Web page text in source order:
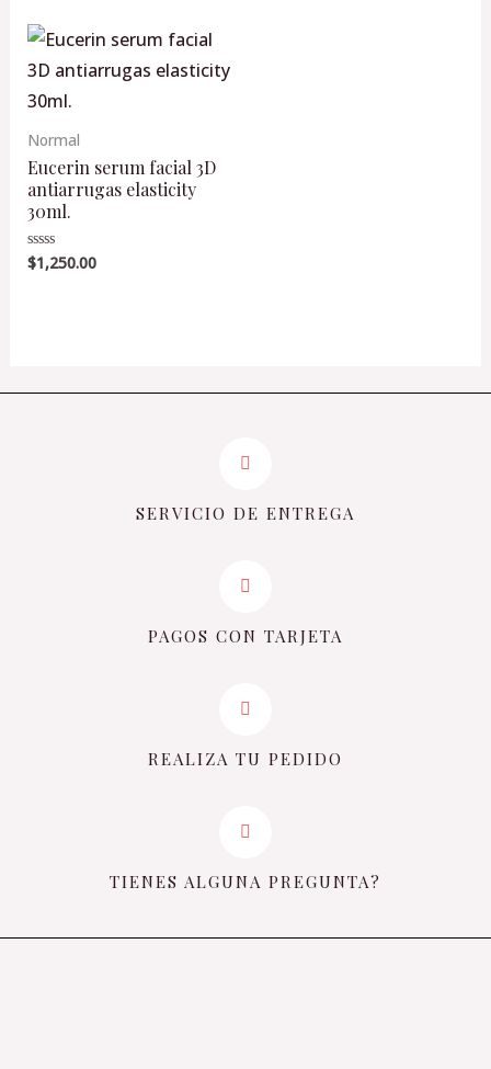
Normal
Eucerin serum facial 3D
antiarrugas elasticity
30ml.
Valorado
en
$1,250.00
SERVICIO DE ENTREGA
PAGOS CON TARJETA
REALIZA TU PEDIDO
TIENES ALGUNA PREGUNTA?